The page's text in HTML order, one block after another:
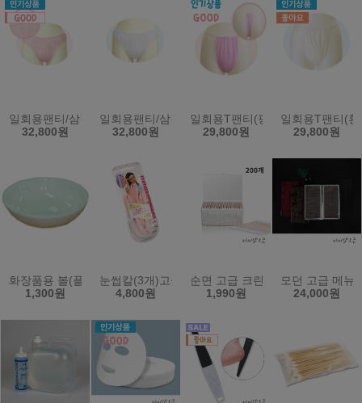
일회용팬티/삼각팬티/위생팬티/남녀공용/100장(핑크)XXL/2XL
32,800원
일회용팬티/삼각팬티/위생팬티/남녀공용/100장(흰
32,800원
일회용T팬티(핑크색/100장)남녀
29,800원
일회용T팬티(
29,800원
화장품용 볼(플라스틱)
1,300원
눈썹칼(3개)고급형/일제-플라멩고
4,800원
순면 고급 크린면봉 200개 - 천연
1,990원
모던 고급 메뉴
24,000원